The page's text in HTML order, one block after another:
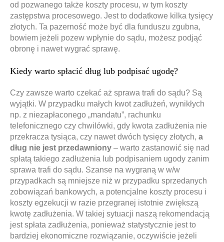
od pozwanego także koszty procesu, w tym koszty
zastępstwa procesowego. Jest to dodatkowe kilka tysięcy
złotych. Ta pazerność może być dla funduszu zgubna,
bowiem jeżeli pozew wpłynie do sądu, możesz podjąć
obronę i nawet wygrać sprawę.
Kiedy warto spłacić dług lub podpisać ugodę?
Czy zawsze warto czekać aż sprawa trafi do sądu? Są
wyjątki. W przypadku małych kwot zadłużeń, wynikłych
np. z niezapłaconego „mandatu”, rachunku
telefonicznego czy chwilówki, gdy kwota zadłużenia nie
przekracza tysiąca, czy nawet dwóch tysięcy złotych, a
dług nie jest przedawniony – warto zastanowić się nad
spłatą takiego zadłużenia lub podpisaniem ugody zanim
sprawa trafi do sądu. Szanse na wygraną w w/w
przypadkach są mniejsze niż w przypadku sprzedanych
zobowiązań bankowych, a potencjalne koszty procesu i
koszty egzekucji w razie przegranej istotnie zwiększą
kwotę zadłużenia. W takiej sytuacji naszą rekomendacją
jest spłata zadłużenia, ponieważ statystycznie jest to
bardziej ekonomiczne rozwiązanie, oczywiście jeżeli